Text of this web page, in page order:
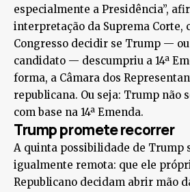
especialmente a Presidência”,
interpretação da Suprema Corte,
Congresso decidir se Trump —
candidato — descumpriu a 14ª
forma, a Câmara dos
republicana. Ou seja: Trump não
com base na 14ª Emenda.
Trump promete recorrer
A quinta possibilidade de Trump
igualmente remota: que ele
Republicano decidam abrir mão